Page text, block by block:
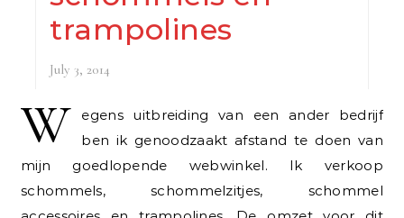
trampolines
July 3, 2014
W
egens uitbreiding van een ander bedrijf
ben ik genoodzaakt afstand te doen van
mijn goedlopende webwinkel. Ik verkoop
schommels, schommelzitjes, schommel